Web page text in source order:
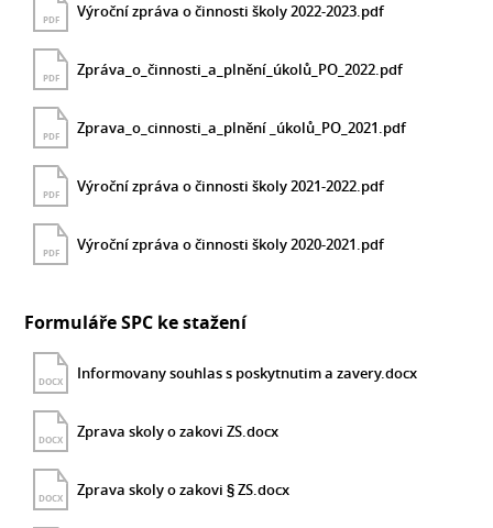
PDF Výroční zpráva o činnosti školy 2022-2023.pdf
PDF Zpráva_o_činnosti_a_plnění_úkolů_PO_2022.pdf
PDF Zprava_o_cinnosti_a_plnění _úkolů_PO_2021.pdf
PDF Výroční zpráva o činnosti školy 2021-2022.pdf
PDF Výroční zpráva o činnosti školy 2020-2021.pdf
Formuláře SPC ke stažení
DOCX Informovany souhlas s poskytnutim a zavery.docx
DOCX Zprava skoly o zakovi ZS.docx
DOCX Zprava skoly o zakovi § ZS.docx